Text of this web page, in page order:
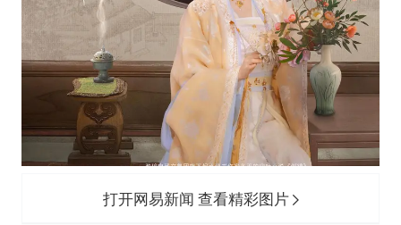
打开网易新闻 查看精彩图片